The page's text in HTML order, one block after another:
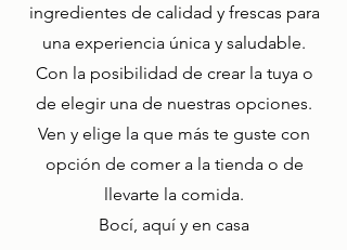
ingredientes de calidad y frescas para
una experiencia única y saludable.
Con la posibilidad de crear la tuya o
de elegir una de nuestras opciones.
Ven y elige la que más te guste con
opción de comer a la tienda o de
llevarte la comida.
Bocí, aquí y en casa